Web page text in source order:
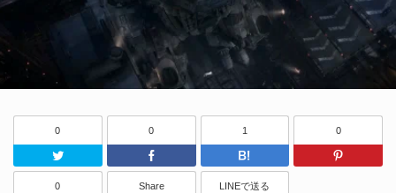
0
Twitter
0
Facebook
1
はてなブッ
0
0 Share LINEで送る